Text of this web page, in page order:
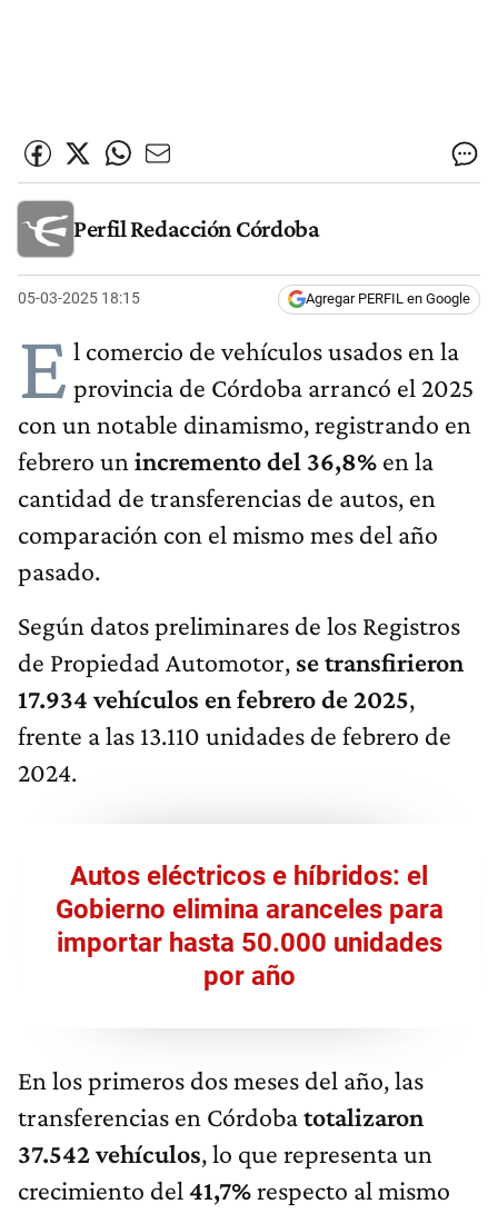
Perfil Redacción Córdoba
05-03-2025 18:15 Agregar PERFIL en Google
E l comercio de vehículos usados en la
provincia de Córdoba arrancó el 2025
con un notable dinamismo, registrando en
febrero un incremento del 36,8% en la
cantidad de transferencias de autos, en
comparación con el mismo mes del año
pasado.
Según datos preliminares de los Registros
de Propiedad Automotor, se transfirieron
17.934 vehículos en febrero de 2025,
frente a las 13.110 unidades de febrero de
2024.
Autos eléctricos e híbridos: el
Gobierno elimina aranceles para
importar hasta 50.000 unidades
por año
En los primeros dos meses del año, las
transferencias en Córdobatotalizaron
37.542 vehículos, lo que representa un
crecimiento del 41,7%respecto al mismo